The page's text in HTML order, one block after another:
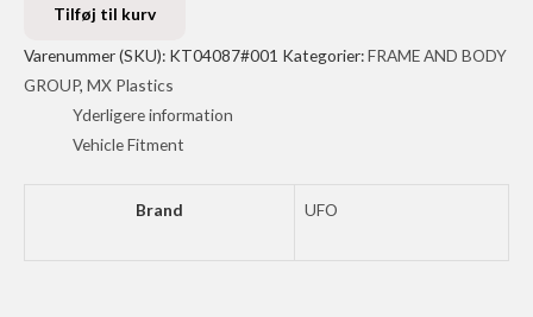
NUMBER
Tilføj til kurv
Varenummer (SKU): KT04087#001 Kategorier:FRAME AND BODY
GROUP, MX Plastics
Yderligere information
Vehicle Fitment
Brand UFO